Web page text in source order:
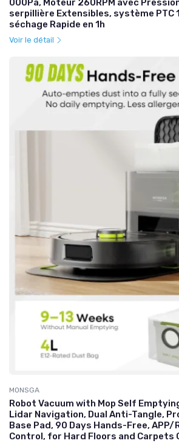
000Pa, Moteur 260RPM avec
serpillière Extensibles, système PTC
séchage Rapide en 1h
Voir le détail
MONSGA
Robot Vacuum with Mop Self
Lidar Navigation, Dual Anti-Tangle,
Base Pad, 90 Days Hands-Free,
Control, for Hard Floors and Carpets